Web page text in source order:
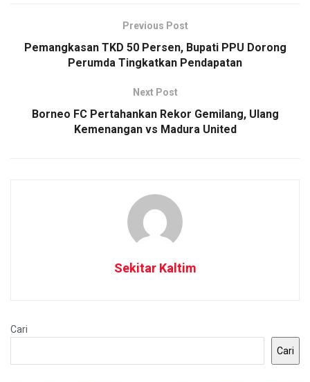
Previous Post
Pemangkasan TKD 50 Persen, Bupati PPU Dorong
Perumda Tingkatkan Pendapatan
Next Post
Borneo FC Pertahankan Rekor Gemilang, Ulang
Kemenangan vs Madura United
Sekitar Kaltim
Cari
Cari